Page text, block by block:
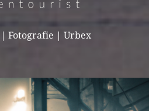
Fotografie | Urbex